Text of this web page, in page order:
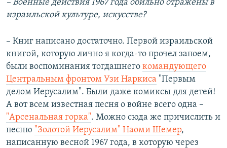
– Военные действия 1967 года обильно отражены в
израильской культуре, искусстве?
– Книг написано достаточно. Первой израильской
книгой, которую лично я когда-то прочел запоем,
были воспоминания тогдашнего командующего
Центральным фронтом Узи Наркиса "Первым
делом Иерусалим". Были даже комиксы для детей!
А вот всем известная песня о войне всего одна –
"Арсенальная горка". Можно сюда же причислить и
песню "Золотой Иерусалим" Наоми Шемер,
написанную весной 1967 года, в которую через